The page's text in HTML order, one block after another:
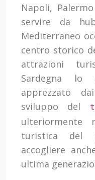
Napoli,
servire da
Mediterraneo
centro storico
attrazioni
Sardegna lo
apprezzato
sviluppo del
ulteriormente
turistica del
accogliere
ultima